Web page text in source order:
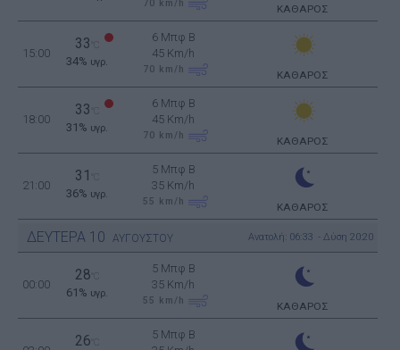
70 km/h ΚΑΘΑΡΟΣ
15:00
33
34% υγρ.
6 Μπφ B
45 Km/h
70 km/h ΚΑΘΑΡΟΣ
18:00
33
31% υγρ.
6 Μπφ B
45 Km/h
70 km/h ΚΑΘΑΡΟΣ
21:00
31
36% υγρ.
5 Μπφ B
35 Km/h
55 km/h ΚΑΘΑΡΟΣ
ΔΕΥΤΕΡΑ 10 ΑΥΓΟΥΣΤΟΥ Ανατολή: 06:33 - Δύση 20:20
00:00
28
61% υγρ.
5 Μπφ B
35 Km/h
55 km/h ΚΑΘΑΡΟΣ
26
5 Μπφ B